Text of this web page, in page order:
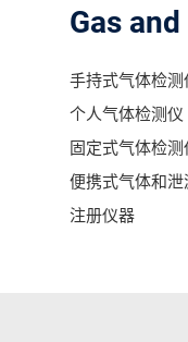
Gas
手持式气体检测
个人气体检测仪
固定式气体检测
便携式气体和泄
注册仪器